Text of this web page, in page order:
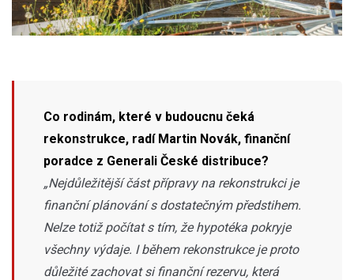
Co rodinám, které v budoucnu čeká
rekonstrukce, radí Martin Novák, finanční
poradce z Generali České distribuce?
„Nejdůležitější část přípravy na rekonstrukci je
finanční plánování s dostatečným předstihem.
Nelze totiž počítat s tím, že hypotéka pokryje
všechny výdaje. I během rekonstrukce je proto
důležité zachovat si finanční rezervu, která